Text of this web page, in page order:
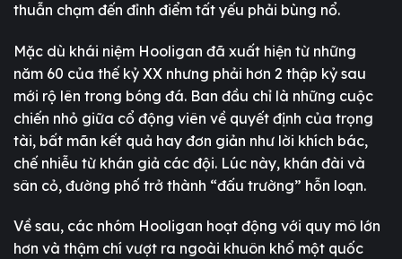
thuẫn chạm đến đỉnh điểm tất yếu phải bùng nổ.
Mặc dù khái niệm Hooligan đã xuất hiện từ những
năm 60 của thế kỷ XX nhưng phải hơn 2 thập kỷ sau
mới rộ lên trong bóng đá. Ban đầu chỉ là những cuộc
chiến nhỏ giữa cổ động viên về quyết định của trọng
tài, bất mãn kết quả hay đơn giản như lời khích bác,
chế nhiễu từ khán giả các đội. Lúc này, khán đài và
sân cỏ, đường phố trở thành “đấu trường” hỗn loạn.
Về sau, các nhóm Hooligan hoạt động với quy mô lớn
hơn và thậm chí vượt ra ngoài khuôn khổ một quốc